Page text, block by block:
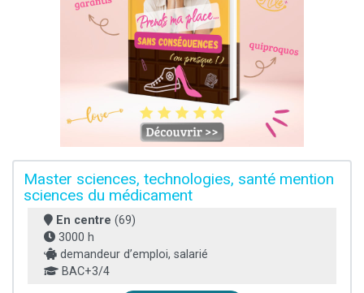
Master sciences, technologies, santé mention
sciences du médicament
En centre (69)
3000 h
demandeur d’emploi, salarié
BAC+3/4